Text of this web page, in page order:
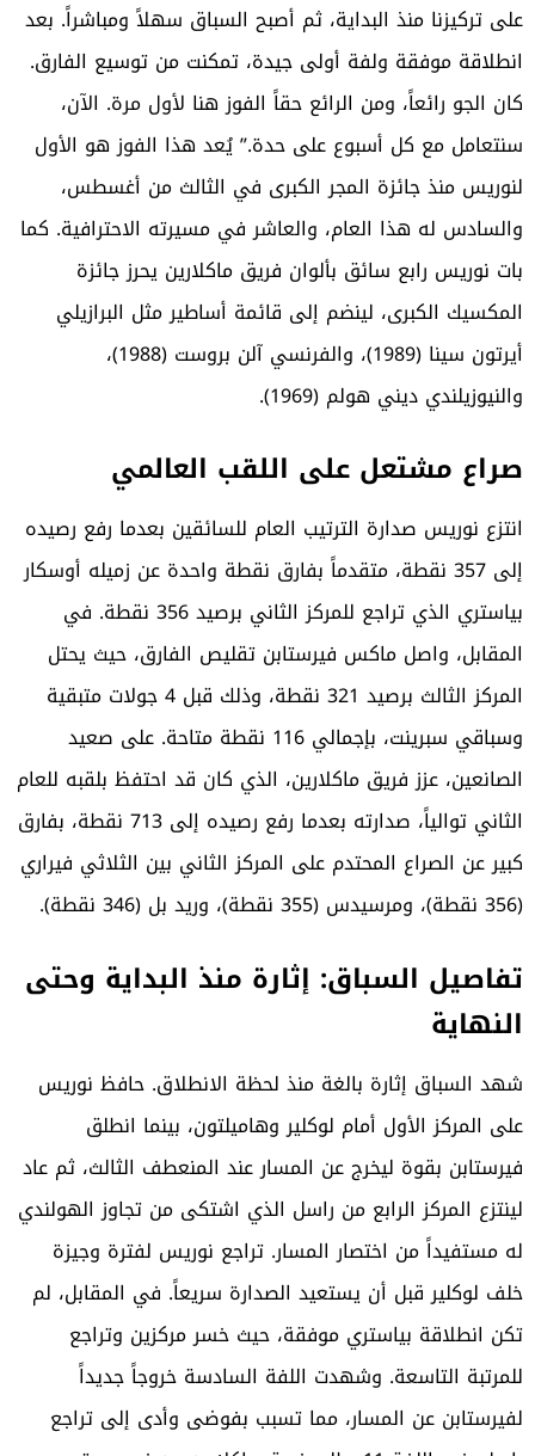
على تركيزنا منذ البداية، ثم أصبح السباق سهلاً ومباشراً. بعد
انطلاقة موفقة ولفة أولى جيدة، تمكنت من توسيع الفارق.
كان الجو رائعاً، ومن الرائع حقاً الفوز هنا لأول مرة. الآن،
سنتعامل مع كل أسبوع على حدة.” يُعد هذا الفوز هو الأول
لنوريس منذ جائزة المجر الكبرى في الثالث من أغسطس،
والسادس له هذا العام، والعاشر في مسيرته الاحترافية. كما
بات نوريس رابع سائق بألوان فريق ماكلارين يحرز جائزة
المكسيك الكبرى، لينضم إلى قائمة أساطير مثل البرازيلي
أيرتون سينا (1989)، والفرنسي آلن بروست (1988)،
والنيوزيلندي ديني هولم (1969).
صراع مشتعل على اللقب العالمي
انتزع نوريس صدارة الترتيب العام للسائقين بعدما رفع رصيده
إلى 357 نقطة، متقدماً بفارق نقطة واحدة عن زميله أوسكار
بياستري الذي تراجع للمركز الثاني برصيد 356 نقطة. في
المقابل، واصل ماكس فيرستابن تقليص الفارق، حيث يحتل
المركز الثالث برصيد 321 نقطة، وذلك قبل 4 جولات متبقية
وسباقي سبرينت، بإجمالي 116 نقطة متاحة. على صعيد
الصانعين، عزز فريق ماكلارين، الذي كان قد احتفظ بلقبه للعام
الثاني توالياً، صدارته بعدما رفع رصيده إلى 713 نقطة، بفارق
كبير عن الصراع المحتدم على المركز الثاني بين الثلاثي فيراري
(356 نقطة)، ومرسيدس (355 نقطة)، وريد بل (346 نقطة).
تفاصيل السباق: إثارة منذ البداية وحتى
النهاية
شهد السباق إثارة بالغة منذ لحظة الانطلاق. حافظ نوريس
على المركز الأول أمام لوكلير وهاميلتون، بينما انطلق
فيرستابن بقوة ليخرج عن المسار عند المنعطف الثالث، ثم عاد
لينتزع المركز الرابع من راسل الذي اشتكى من تجاوز الهولندي
له مستفيداً من اختصار المسار. تراجع نوريس لفترة وجيزة
خلف لوكلير قبل أن يستعيد الصدارة سريعاً. في المقابل، لم
تكن انطلاقة بياستري موفقة، حيث خسر مركزين وتراجع
للمرتبة التاسعة. وشهدت اللفة السادسة خروجاً جديداً
لفيرستابن عن المسار، مما تسبب بفوضى وأدى إلى تراجع